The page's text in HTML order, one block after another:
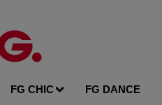
FG CHIC FG DANCE